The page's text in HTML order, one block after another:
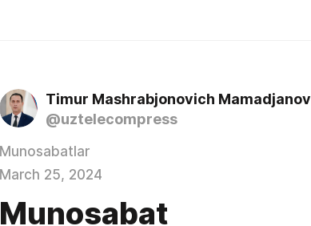
Timur Mashrabjonovich Mamadjanov
@uztelecompress
Munosabatlar
March 25, 2024
Munosabat